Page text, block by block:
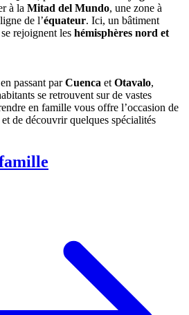
à la Mitad del Mundo, une zone à
de l’équateur. Ici, un bâtiment
rejoignent les hémisphères nord et
passant parCuenca et Otavalo,
se retrouvent sur de vastes
en famille vous offre l’occasion de
de découvrir quelques spécialités